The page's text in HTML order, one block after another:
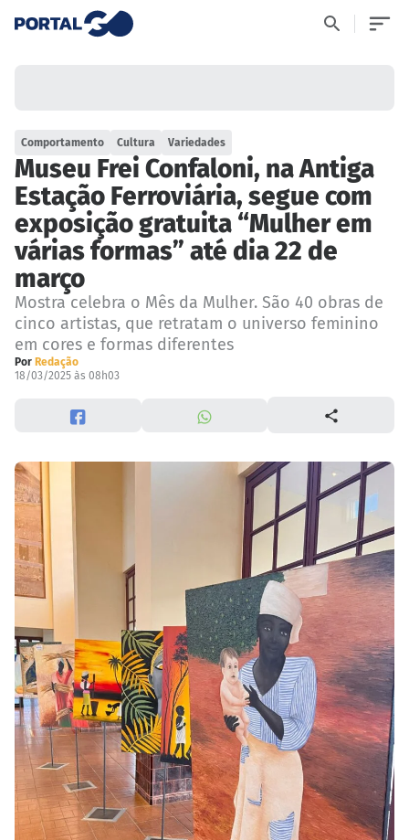
Comportamento Cultura Variedades
Museu Frei Confaloni, na Antiga
Estação Ferroviária, segue com
exposição gratuita “Mulher em
várias formas” até dia 22 de
março
Mostra celebra o Mês da Mulher. São 40 obras de
cinco artistas, que retratam o universo feminino
em cores e formas diferentes
Por Redação
18/03/2025 às 08h03